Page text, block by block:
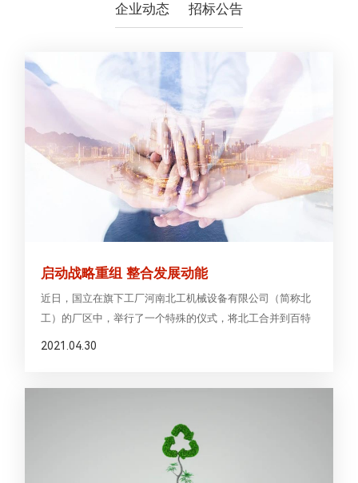
企业动态 招标公告
启动战略重组 整合发展动能
近日，国立在旗下工厂河南北工机械设备有限公司（简称北
工）的厂区中，举行了一个特殊的仪式，将北工合并到百特
2021.04.30